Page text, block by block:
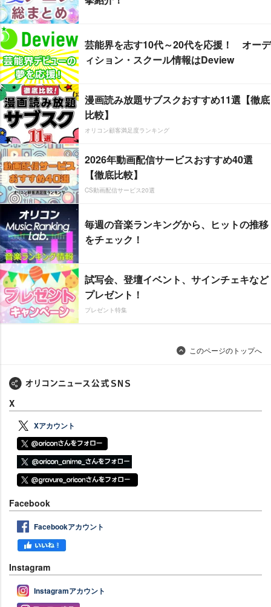
芸能界を志す10代～20代を応援！ オーデ
ィション・スクール情報はDeview
漫画読み放題サブスクおすすめ11選【徹底
比較】
オリコン顧客満足度ランキング
2026年動画配信サービスおすすめ40選
【徹底比較】
CS動画配信サービス20選
毎週の音楽ランキングから、ヒットの推移
をチェック！
試写会、登壇イベント、サインチェキなど
プレゼント！
プレゼント特集
このページのトップへ
X
Xアカウント
Facebook
Facebookアカウント
Instagram
Instagramアカウント